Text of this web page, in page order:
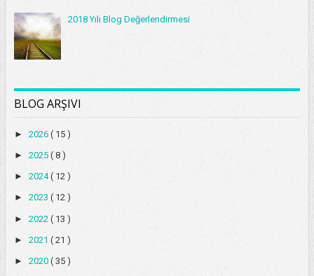
2018 Yılı Blog Değerlendirmesi
BLOG ARŞIVI
► 2026 ( 15 )
► 2025 ( 8 )
► 2024( 12 )
► 2023 ( 12 )
► 2022 ( 13 )
► 2021 ( 21 )
► 2020 ( 35 )